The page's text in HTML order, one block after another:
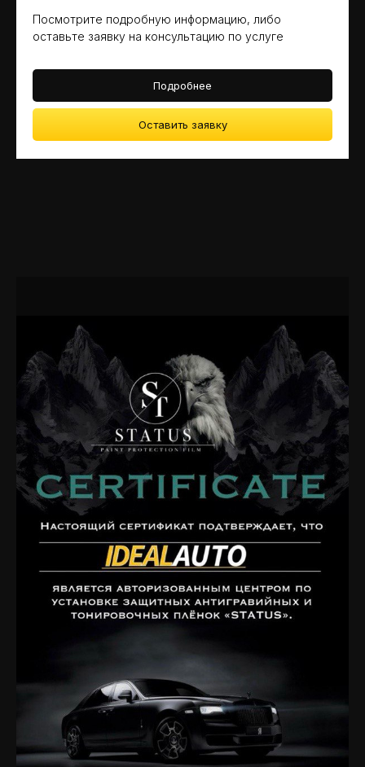
Посмотрите подробную информацию, либо
оставьте заявку на консультацию по услуге
Подробнее
Оставить заявку